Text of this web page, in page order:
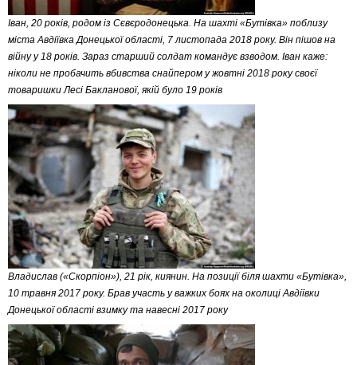
Іван, 20 років, родом із Сєвєродонецька. На шахті «Бутівка» поблизу
міста Авдіївка Донецької області, 7 листопада 2018 року. Він пішов на
війну у 18 років. Зараз старший солдат командує взводом. Іван каже:
ніколи не пробачить вбивства снайпером у жовтні 2018 року своєї
товаришки Лесі Бакланової, якій було 19 років
Владислав («Скорпіон»), 21 рік, киянин. На позиції біля шахти «Бутівка»,
10 травня 2017 року. Брав участь у важких боях на околиці Авдіївки
Донецької області взимку та навесні 2017 року